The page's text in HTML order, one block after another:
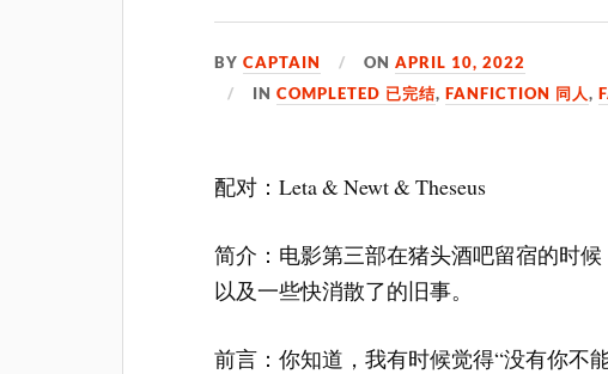
BYCAPTAIN ONAPRIL 10, 2022
INCOMPLETED 已完结,FANFICTION 同人,
配对：Leta & Newt & Theseus
简介：电影第三部在猪头酒吧留宿的时
以及一些快消散了的旧事。
前言：你知道，我有时候觉得“没有你不